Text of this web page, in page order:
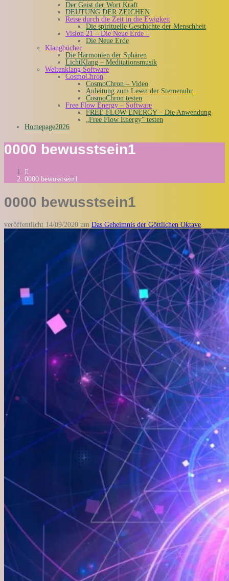
Der Geist der Wort Kraft
DEUTUNG DER ZEICHEN
Reise durch die Zeit in die Ewigkeit
Die spirituelle Geschichte der Menschheit
Vision 21 – Die Neue Erde –
Die Neue Erde
Klangbücher
Die Harmonien der Sphären
LichtKlang – Meditationsmusik
Weltenklang Software
CosmoChron
CosmoChron – Video
Anleitung zum Lesen der Sternenuhr
CosmoChron testen
Free Flow Energy – Software
FREE FLOW ENERGY – Die Anwendung
„Free Flow Energy“ testen
Homepage2026
0000 bewusstsein1
0000 bewusstsein1
0000 bewusstsein1
veröffentlicht 14/09/2020 um Das Geheimnis der Göttlichen Oktave